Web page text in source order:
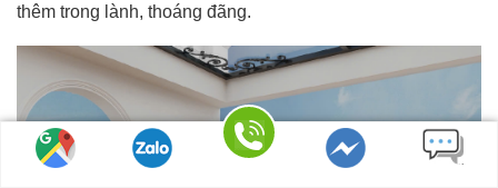
thêm trong lành, thoáng đãng.